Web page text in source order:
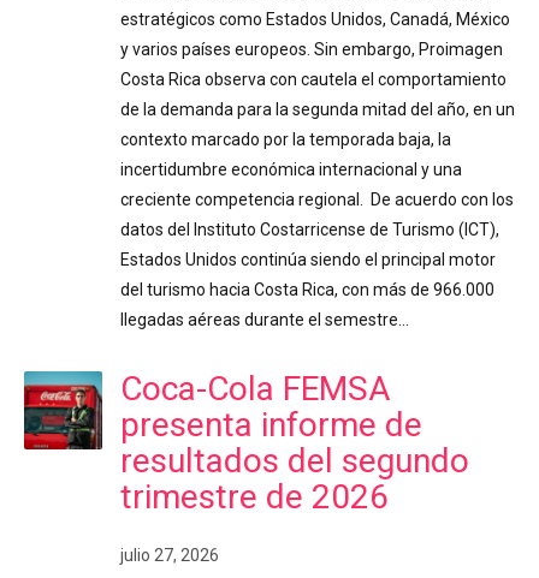
estratégicos como Estados Unidos, Canadá, México
y varios países europeos. Sin embargo, Proimagen
Costa Rica observa con cautela el comportamiento
de la demanda para la segunda mitad del año, en un
contexto marcado por la temporada baja, la
incertidumbre económica internacional y una
creciente competencia regional. De acuerdo con los
datos del Instituto Costarricense de Turismo (ICT),
Estados Unidos continúa siendo el principal motor
del turismo hacia Costa Rica, con más de 966.000
llegadas aéreas durante el semestre…
Coca-Cola FEMSA
presenta informe de
resultados del segundo
trimestre de 2026
julio 27, 2026